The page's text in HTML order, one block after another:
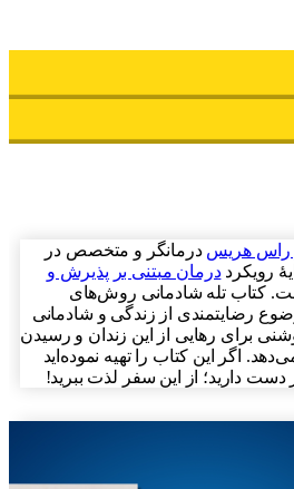
هریس درمانگر و متخصص در
درمان مبتنی بر پذیرش و
تله شادمانی روش‌های
از زندگی و شادمانی
رهایی از این زندان و رسیدن
این کتاب را تهیه نموده‌اید
دارید؛ از این سفر لذت ببرید!